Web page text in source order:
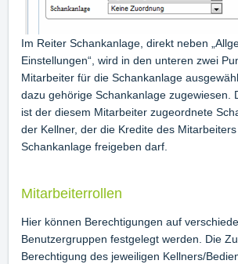
Im Reiter Schankanlage, direkt neben
Einstellungen“, wird in den unteren zwei
Mitarbeiter für die Schankanlage
dazu gehörige Schankanlage zugewiesen.
ist der diesem Mitarbeiter zugeordnete
der Kellner, der die Kredite des
Schankanlage freigeben darf.
Mitarbeiterrollen
Hier können Berechtigungen auf
Benutzergruppen festgelegt werden. Die
Berechtigung des jeweiligen Kellners/